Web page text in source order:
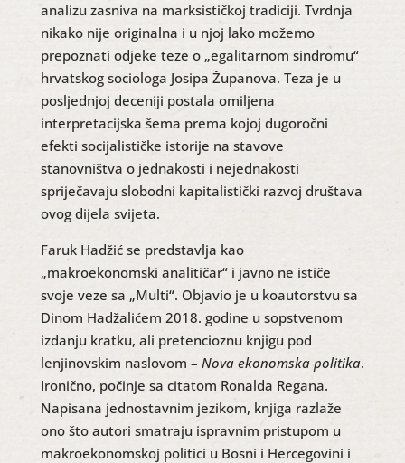
analizu zasniva na marksističkoj tradiciji. Tvrdnja
nikako nije originalna i u njoj lako možemo
prepoznati odjeke teze o „egalitarnom sindromu“
hrvatskog sociologa Josipa Županova. Teza je u
posljednjoj deceniji postala omiljena
interpretacijska šema prema kojoj dugoročni
efekti socijalističke istorije na stavove
stanovništva o jednakosti i nejednakosti
spriječavaju slobodni kapitalistički razvoj društava
ovog dijela svijeta.
Faruk Hadžić se predstavlja kao
„makroekonomski analitičar“ i javno ne ističe
svoje veze sa „Multi“. Objavio je u koautorstvu sa
Dinom Hadžalićem 2018. godine u sopstvenom
izdanju kratku, ali pretencioznu knjigu pod
lenjinovskim naslovom – Nova ekonomska politika.
Ironično, počinje sa citatom Ronalda Regana.
Napisana jednostavnim jezikom, knjiga razlaže
ono što autori smatraju ispravnim pristupom u
makroekonomskoj politici u Bosni i Hercegovini i